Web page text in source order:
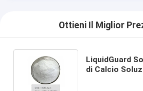
Ottieni Il Miglior
LiquidGuard
di Calcio